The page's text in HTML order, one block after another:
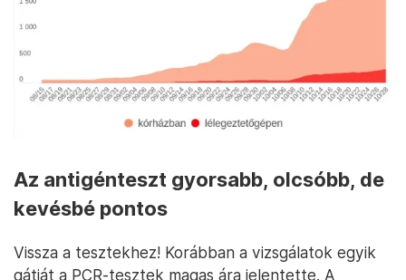
Az antigénteszt gyorsabb, olcsóbb, de
kevésbé pontos
Vissza a tesztekhez! Korábban a vizsgálatok egyik
gátját a PCR-tesztek magas ára jelentette. A